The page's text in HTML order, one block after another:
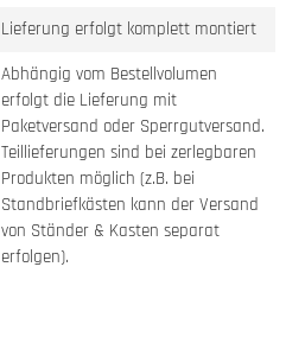
Lieferung erfolgt komplett montiert
Abhängig vom Bestellvolumen
erfolgt die Lieferung mit
Paketversand oder Sperrgutversand.
Teillieferungen sind bei zerlegbaren
Produkten möglich (z.B. bei
Standbriefkästen kann der Versand
von Ständer & Kasten separat
erfolgen).